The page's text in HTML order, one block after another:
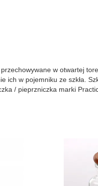
w otwartej
w pojemniku ze szkła.
/ pieprzniczka marki